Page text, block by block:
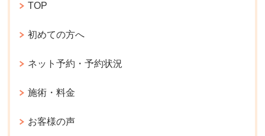
TOP
初めての方へ
ネット予約・予約状況
施術・料金
お客様の声